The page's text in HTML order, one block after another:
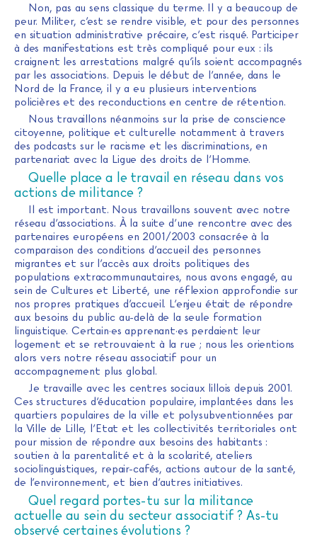
Non, pas au sens classique du terme. Il y a beaucoup de
peur. Militer, c’est se rendre visible, et pour des personnes
en situation administrative précaire, c’est risqué. Participer
à des manifestations est très compliqué pour eux : ils
craignent les arrestations malgré qu’ils soient accompagnés
par les associations. Depuis le début de l’année, dans le
Nord de la France, il y a eu plusieurs interventions
policières et des reconductions en centre de rétention.
Nous travaillons néanmoins sur la prise de conscience
citoyenne, politique et culturelle notamment à travers
des podcasts sur le racisme et les discriminations, en
partenariat avec la Ligue des droits de l’Homme.
Quelle place a le travail en réseau dans vos
actions de militance ?
Il est important. Nous travaillons souvent avec notre
réseau d’associations. À la suite d’une rencontre avec des
partenaires européens en 2001/2003 consacrée à la
comparaison des conditions d’accueil des personnes
migrantes et sur l’accès aux droits politiques des
populations extracommunautaires, nous avons engagé, au
sein de Cultures et Liberté, une réflexion approfondie sur
nos propres pratiques d’accueil. L’enjeu était de répondre
aux besoins du public au-delà de la seule formation
linguistique. Certain·es apprenant·es perdaient leur
logement et se retrouvaient à la rue ; nous les orientions
alors vers notre réseau associatif pour un
accompagnement plus global.
Je travaille avec les centres sociaux lillois depuis 2001.
Ces structures d’éducation populaire, implantées dans les
quartiers populaires de la ville et polysubventionnées par
la Ville de Lille, l’Etat et les collectivités territoriales ont
pour mission de répondre aux besoins des habitants :
soutien à la parentalité et à la scolarité, ateliers
sociolinguistiques, repair-cafés, actions autour de la santé,
de l’environnement, et bien d’autres initiatives.
Quel regard portes-tu sur la militance
actuelle au sein du secteur associatif ? As-tu
observé certaines évolutions ?